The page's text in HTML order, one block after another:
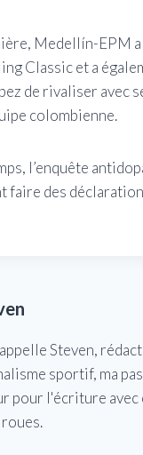
Medellín-EPM
Classic et a
de rivaliser avec
colombienne.
l’enquête
faire des
Steven,
sportif, ma
pour l'écriture